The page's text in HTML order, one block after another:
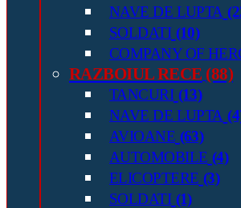
NAVE DE LUPTA
SOLDATI (10)
COMPANY OF
RAZBOIUL RECE (88)
TANCURI (13)
NAVE DE LUPTA
AVIOANE (63)
AUTOMOBILE (4)
ELICOPTERE (3)
SOLDATI (1)